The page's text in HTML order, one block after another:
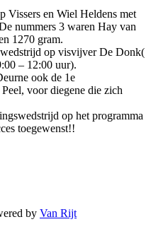
Vissers en Wiel Heldens met
nummers 3 waren Hay van
1270 gram.
op visvijver De Donk(
– 12:00 uur).
ook de 1e
voor diegene die zich
op het programma
toegewenst!!
by Van Rijt